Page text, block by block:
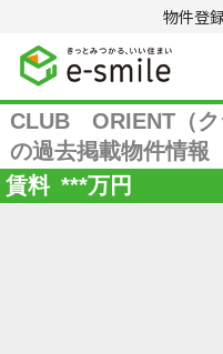
物件登
CLUB ORIENT（
の過去掲載物件情報
賃料 ***万円